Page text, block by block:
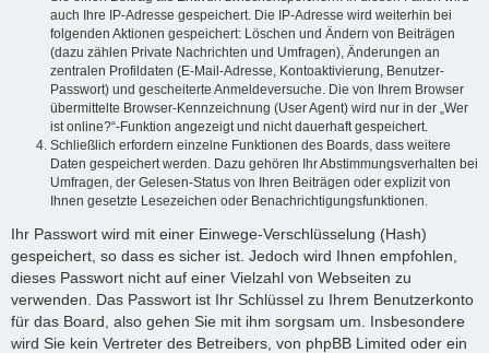
auch Ihre IP-Adresse gespeichert. Die IP-Adresse wird weiterhin bei
folgenden Aktionen gespeichert: Löschen und Ändern von Beiträgen
(dazu zählen Private Nachrichten und Umfragen), Änderungen an
zentralen Profildaten (E-Mail-Adresse, Kontoaktivierung, Benutzer-
Passwort) und gescheiterte Anmeldeversuche. Die von Ihrem Browser
übermittelte Browser-Kennzeichnung (User Agent) wird nur in der „Wer
ist online?“-Funktion angezeigt und nicht dauerhaft gespeichert.
Schließlich erfordern einzelne Funktionen des Boards, dass weitere
Daten gespeichert werden. Dazu gehören Ihr Abstimmungsverhalten bei
Umfragen, der Gelesen-Status von Ihren Beiträgen oder explizit von
Ihnen gesetzte Lesezeichen oder Benachrichtigungsfunktionen.
Ihr Passwort wird mit einer Einwege-Verschlüsselung (Hash)
gespeichert, so dass es sicher ist. Jedoch wird Ihnen empfohlen,
dieses Passwort nicht auf einer Vielzahl von Webseiten zu
verwenden. Das Passwort ist Ihr Schlüssel zu Ihrem Benutzerkonto
für das Board, also gehen Sie mit ihm sorgsam um. Insbesondere
wird Sie kein Vertreter des Betreibers, von phpBB Limited oder ein